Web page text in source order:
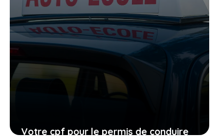
Votre cpf pour le permis de conduire